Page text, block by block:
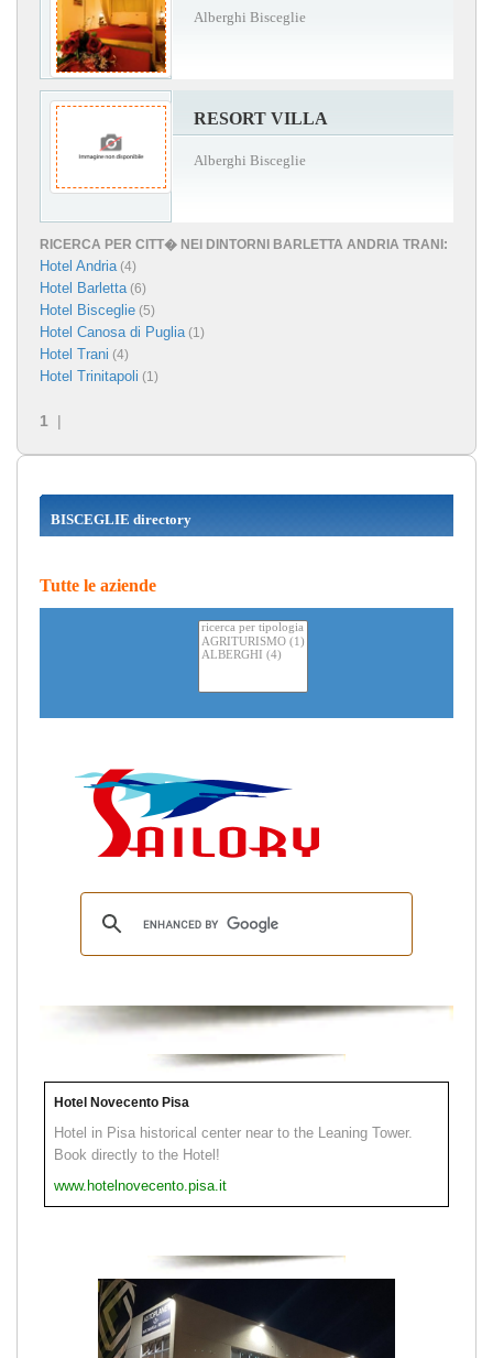
Alberghi Bisceglie
RESORT VILLA
Alberghi Bisceglie
RICERCA PER CITT� NEI DINTORNI BARLETTA ANDRIA TRANI:
Hotel Andria(4)
Hotel Barletta(6)
Hotel Bisceglie (5)
Hotel Canosa di Puglia(1)
Hotel Trani (4)
Hotel Trinitapoli (1)
1 |
BISCEGLIE directory
Tutte le aziende
Hotel Novecento Pisa
Hotel in Pisa historical center near to the Leaning Tower.
Book directly to the Hotel!
www.hotelnovecento.pisa.it